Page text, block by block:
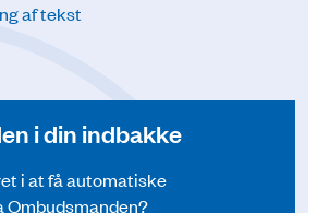
af tekst
i din indbakke
i at få automatiske
Ombudsmanden?